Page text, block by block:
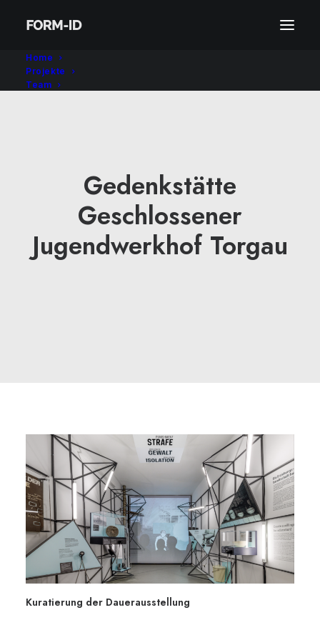
Home
Projekte
Team
Gedenkstätte
Geschlossener
Jugendwerkhof Torgau
Kuratierung der Dauerausstellung